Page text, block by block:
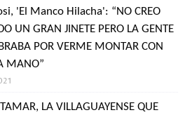
'El Manco Hilacha': “NO CREO
UN GRAN JINETE PERO LA GENTE
POR VERME MONTAR CON
MANO”
LA VILLAGUAYENSE QUE